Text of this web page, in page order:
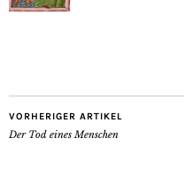
VORHERIGER ARTIKEL
Der Tod eines Menschen